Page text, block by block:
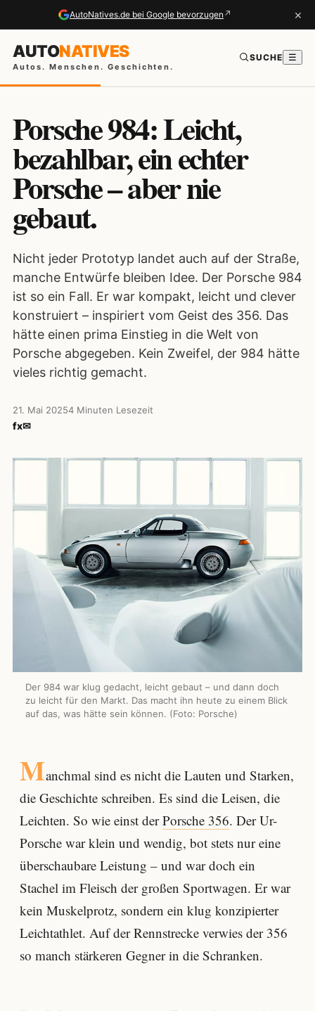
AutoNatives.de bei Google bevorzugen ↗ ×
AUTONATIVES
Autos. Menschen. Geschichten.
SUCHE ☰
Porsche 984: Leicht,
bezahlbar, ein echter
Porsche – aber nie
gebaut.
Nicht jeder Prototyp landet auch auf der Straße,
manche Entwürfe bleiben Idee. Der Porsche 984
ist so ein Fall. Er war kompakt, leicht und clever
konstruiert – inspiriert vom Geist des 356. Das
hätte einen prima Einstieg in die Welt von
Porsche abgegeben. Kein Zweifel, der 984 hätte
vieles richtig gemacht.
21. Mai 20254 Minuten Lesezeit
fx✉
Der 984 war klug gedacht, leicht gebaut – und dann doch
zu leicht für den Markt. Das macht ihn heute zu einem Blick
auf das, was hätte sein können. (Foto: Porsche)
Manchmal sind es nicht die Lauten und Starken,
die Geschichte schreiben. Es sind die Leisen, die
Leichten. So wie einst derPorsche 356. Der Ur-
Porsche war klein und wendig, bot stets nur eine
überschaubare Leistung – und war doch ein
Stachel im Fleisch der großen Sportwagen. Er war
kein Muskelprotz, sondern ein klug konzipierter
Leichtathlet. Auf der Rennstrecke verwies der 356
so manch stärkeren Gegner in die Schranken.